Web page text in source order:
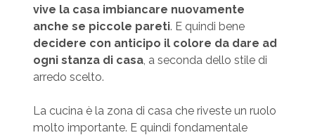
vive la casa imbiancare nuovamente
anche se piccole pareti. E quindi bene
decidere con anticipo il colore da dare ad
ogni stanza di casa, a seconda dello stile di
arredo scelto.
La cucina è la zona di casa che riveste un ruolo
molto importante. E quindi fondamentale